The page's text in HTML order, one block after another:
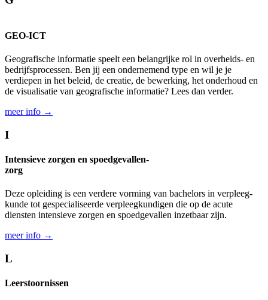
GEO-ICT
Geografische informatie speelt een belangrijke rol in overheids- en
bedrijfs­processen. Ben jij een ondernemend type en wil je je
verdiepen in het beleid, de creatie, de bewerking, het onder­houd en
de visualisatie van geo­grafische informatie? Lees dan verder.
meer info →
I
Intensieve zorgen en spoedgevallen-
zorg
Deze opleiding is een verdere vorming van bachelors in verpleeg­
kunde tot gespecia­liseerde verpleeg­kundigen die op de acute
diensten intensieve zorgen en spoed­gevallen inzet­baar zijn.
meer info →
L
Leer­stoornissen